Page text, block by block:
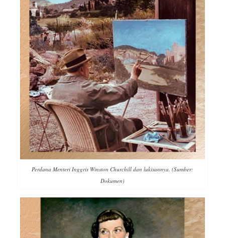
Perdana Menteri Inggris Winston Churchill dan lukisannya. (Sumber:
Dokumen)